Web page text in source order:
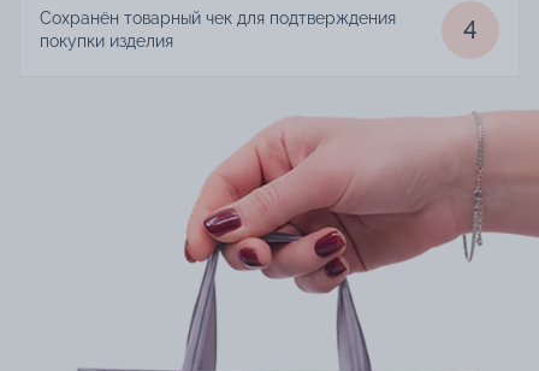
Сохранён товарный чек для подтверждения
покупки изделия
4